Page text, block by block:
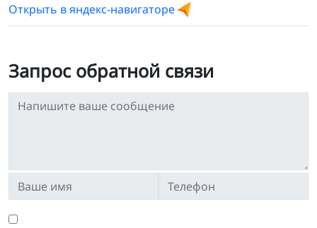
Открыть в яндекс-навигаторе
Запрос обратной связи